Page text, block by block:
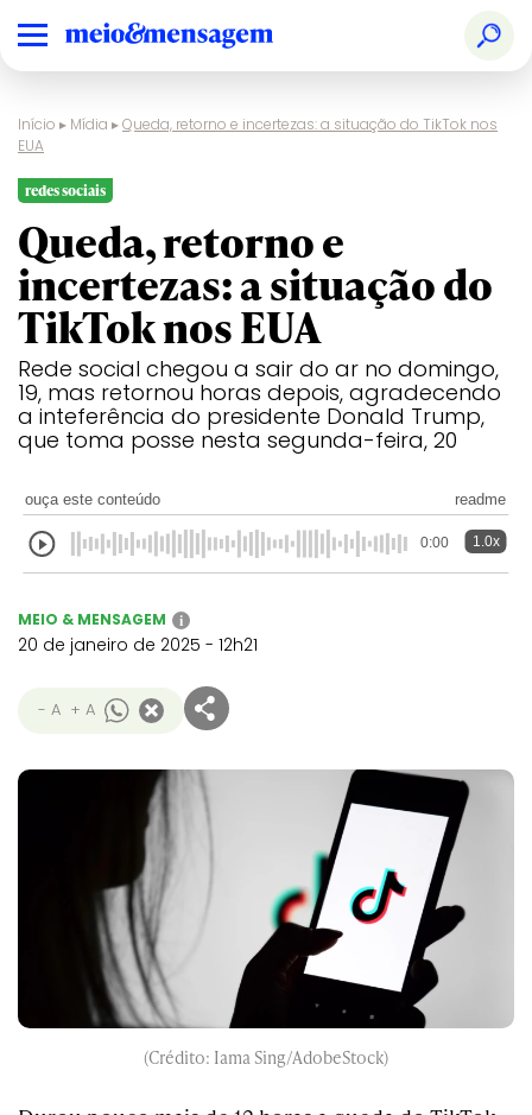
Início ▸ Mídia ▸Queda, retorno e incertezas: a situação do TikTok nos
EUA
redes sociais
Queda, retorno e
incertezas: a situação do
TikTok nos EUA
Rede social chegou a sair do ar no domingo,
19, mas retornou horas depois, agradecendo
a inteferência do presidente Donald Trump,
que toma posse nesta segunda-feira, 20
ouça este conteúdo readme
0:00 1.0x
MEIO & MENSAGEM i
20 de janeiro de 2025 - 12h21
- A + A
(Crédito: Iama Sing/AdobeStock)